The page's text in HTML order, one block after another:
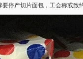
停产切片面包，工会称或致